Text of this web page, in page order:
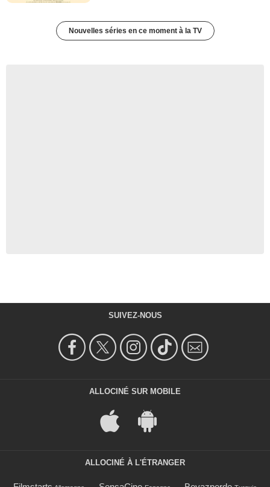
Nouvelles séries en ce moment à la TV
SUIVEZ-NOUS
ALLOCINÉ SUR MOBILE
ALLOCINÉ À L'ÉTRANGER